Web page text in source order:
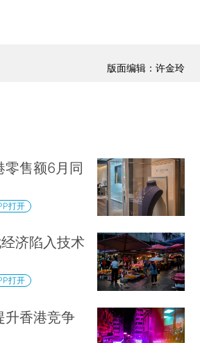
版面编辑：许金玲
零售额6月同
打开
济陷入技术
打开
升香港竞争